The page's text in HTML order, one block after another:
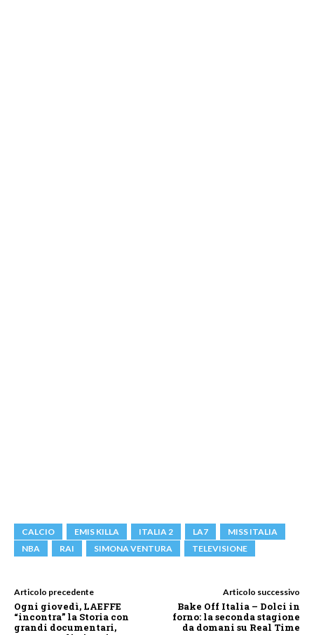
CALCIO EMIS KILLA ITALIA 2 LA7
MISS ITALIA
NBA
RAI SIMONA VENTURA TELEVISIONE
Articolo precedente
Ogni giovedì, LAEFFE
“incontra” la Storia con
grandi documentari,
Articolo successivo
Bake Off Italia – Dolci in
forno: la seconda stagione
da domani su Real Time